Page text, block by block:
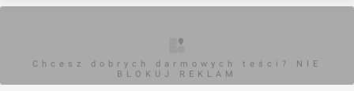
Chcesz dobrych darmowych teści? NIE
BLOKUJ REKLAM